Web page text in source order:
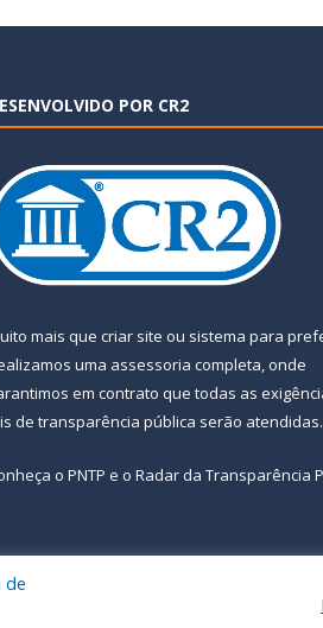
POR CR2
mais que criar site ou sistema para
uma assessoria completa, onde
em contrato que todas as
de transparência pública serão atendidas.
o PNTP e o Radar da Transparência
Acessar
de